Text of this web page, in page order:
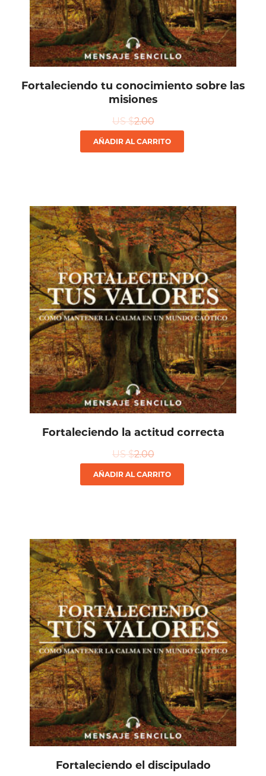
Fortaleciendo tu conocimiento sobre las
misiones
US $2.00
AÑADIR AL CARRITO
Fortaleciendo la actitud correcta
US $2.00
AÑADIR AL CARRITO
Fortaleciendo el discipulado